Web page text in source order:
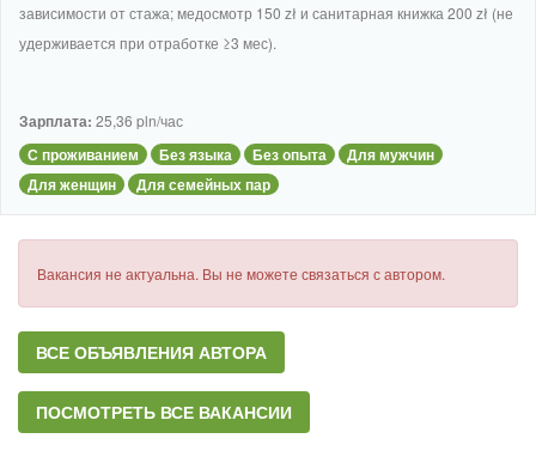
зависимости от стажа; медосмотр 150 zł и санитарная книжка 200 zł (не
удерживается при отработке ≥3 мес).
Зарплата: 25,36 pln/час
С проживанием Без языка Без опыта
Для мужчин
Для женщин
Для семейных пар
Вакансия не актуальна. Вы не можете связаться с автором.
ВСЕ ОБЪЯВЛЕНИЯ АВТОРА
ПОСМОТРЕТЬ ВСЕ ВАКАНСИИ